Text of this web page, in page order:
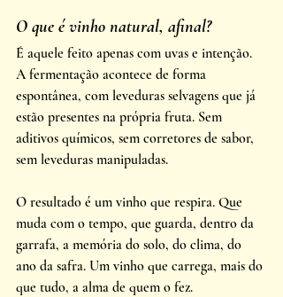
O que é vinho natural, afinal?
É aquele feito apenas com uvas e intenção.
A fermentação acontece de forma
espontânea, com leveduras selvagens que já
estão presentes na própria fruta. Sem
aditivos químicos, sem corretores de sabor,
sem leveduras manipuladas.
O resultado é um vinho que respira. Que
muda com o tempo, que guarda, dentro da
garrafa, a memória do solo, do clima, do
ano da safra. Um vinho que carrega, mais do
que tudo, a alma de quem o fez.